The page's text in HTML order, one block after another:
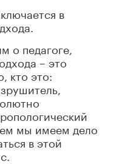
в
о педагоге,
– это
кто это:
мы имеем дело
в этой